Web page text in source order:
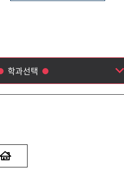
학과선택
프랑스어학부
이탈리아어과
포르투갈어과